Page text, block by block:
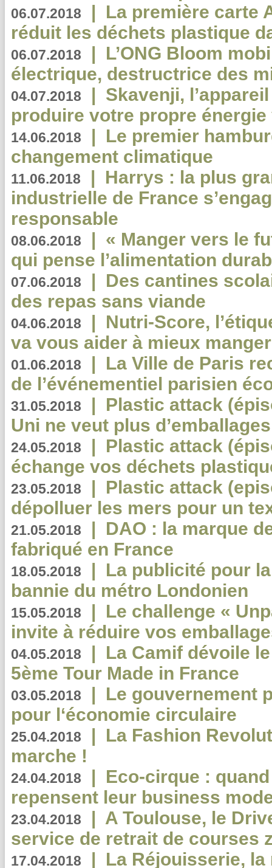
06.07.2018 | La première carte
réduit les déchets plastique
06.07.2018 | L’ONG Bloom
électrique, destructrice des
04.07.2018 | Skavenji,
produire votre propre
14.06.2018 | Le premier
changement climatique
11.06.2018 | Harrys : la plus
industrielle de France
responsable
08.06.2018 | « Manger vers le
qui pense l’alimentation
07.06.2018 | Des cantines
des repas sans viande
04.06.2018 | Nutri-Score,
va vous aider à mieux
01.06.2018 | La Ville de Paris
de l’événementiel parisien
31.05.2018 | Plastic attack
Uni ne veut plus
24.05.2018 | Plastic attack
échange vos déchets
23.05.2018 | Plastic attack
dépolluer les mers pour un
21.05.2018 | DAO : la marque
fabriqué en France
18.05.2018 | La publicité pour
bannie du métro Londonien
15.05.2018 | Le challenge «
invite à réduire vos
04.05.2018 | La Camif dévoile
5ème Tour Made in France
03.05.2018 | Le gouvernement
pour l‘économie circulaire
25.04.2018 | La Fashion
marche !
24.04.2018 | Eco-cirque :
repensent leur business
23.04.2018 | A Toulouse, le
service de retrait de courses
17.04.2018 | La Réjouisserie,